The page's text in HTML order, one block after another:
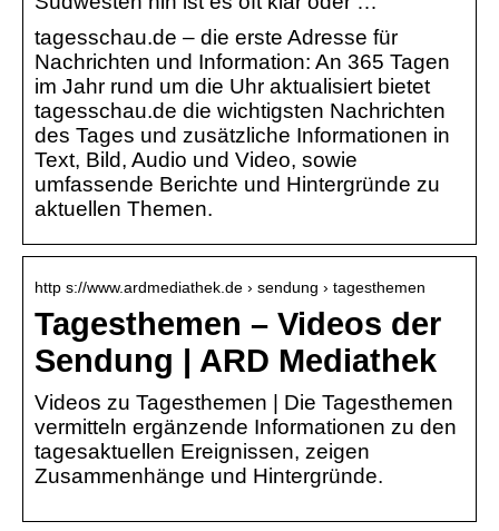
tagesschau.de – die erste Adresse für
Nachrichten und Information: An 365 Tagen
im Jahr rund um die Uhr aktualisiert bietet
tagesschau.de die wichtigsten Nachrichten
des Tages und zusätzliche Informationen in
Text, Bild, Audio und Video, sowie
umfassende Berichte und Hintergründe zu
aktuellen Themen.
http s://www.ardmediathek.de › sendung › tagesthemen
Tagesthemen – Videos der
Sendung | ARD Mediathek
Videos zu Tagesthemen | Die Tagesthemen
vermitteln ergänzende Informationen zu den
tagesaktuellen Ereignissen, zeigen
Zusammenhänge und Hintergründe.